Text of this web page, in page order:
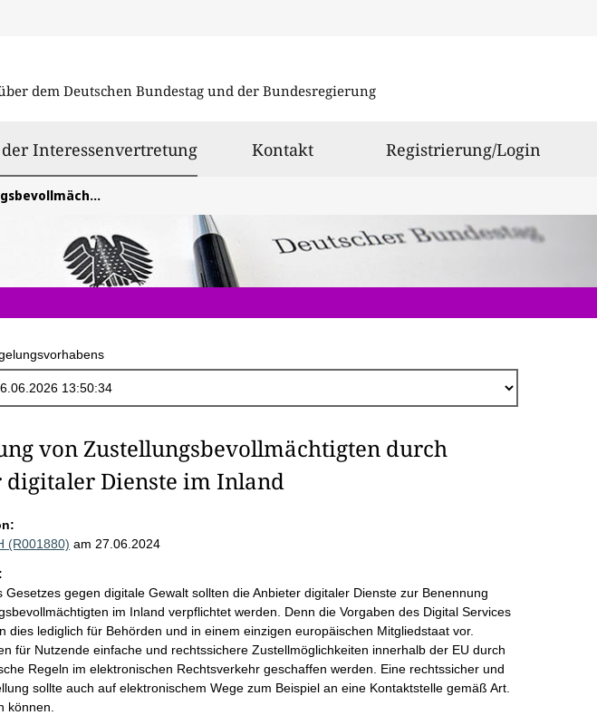
dem Deutschen Bundestag und der Bundesregierung
Interessenvertretungausgewählt
Kontakt Registrierung/Login
digitaler Dienste im Inland
von Zustellungsbevollmächtigten durch
digitaler Dienste im Inland
(R001880) am 27.06.2024
Gesetzes gegen digitale Gewalt sollten die Anbieter digitaler Dienste zur Benennung
im Inland verpflichtet werden. Denn die Vorgaben des Digital Services
dies lediglich für Behörden und in einem einzigen europäischen Mitgliedstaat vor.
für Nutzende einfache und rechtssichere Zustellmöglichkeiten innerhalb der EU durch
Regeln im elektronischen Rechtsverkehr geschaffen werden. Eine rechtssicher und
sollte auch auf elektronischem Wege zum Beispiel an eine Kontaktstelle gemäß Art.
können.